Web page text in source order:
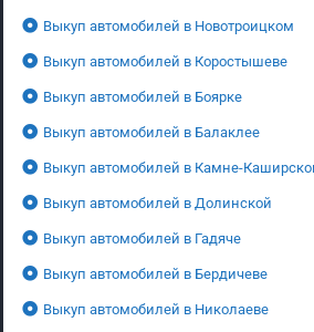
Выкуп автомобилей в Новотроицком
Выкуп автомобилей в Коростышеве
Выкуп автомобилей в Боярке
Выкуп автомобилей в Балаклее
Выкуп автомобилей в Камне-
Выкуп автомобилей в Долинской
Выкуп автомобилей в Гадяче
Выкуп автомобилей в Бердичеве
Выкуп автомобилей в Николаеве